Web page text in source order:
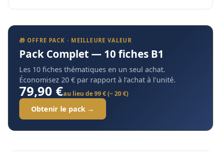
🎁 OFFRE PACK · MEILLEURE VALEUR
Pack Complet — 10 fiches B1
Les 10 fiches thématiques en un seul achat.
Économisez 20 € par rapport à l’achat à l’unité.
79,90 €au lieu de 99 € (− 20 €)
Obtenir le pack →